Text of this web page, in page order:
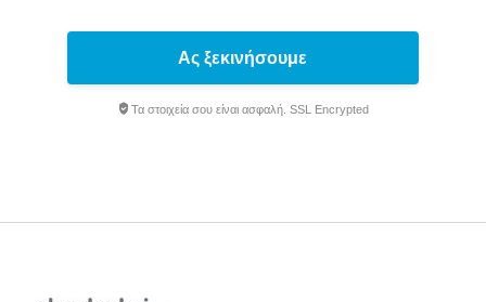
Ας ξεκινήσουμε
Τα στοιχεία σου είναι ασφαλή. SSL Encrypted